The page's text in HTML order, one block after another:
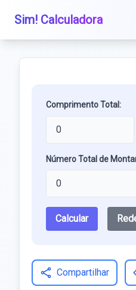
Sim! Calculadora
Comprimento Total:
Número Total de
Calcular
Compartilhar